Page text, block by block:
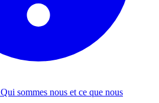
Qui sommes nous et ce que nous